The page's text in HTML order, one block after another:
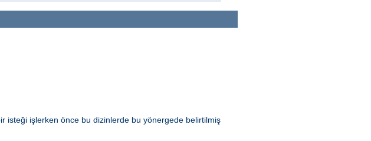
isteği işlerken önce bu dizinlerde bu yönergede belirtilmiş